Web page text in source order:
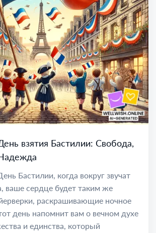
взятия Бастилии: Свобода,
Бастилии, когда вокруг звучат
ваше сердце будет таким же
раскрашивающие ночное
день напомнит вам о вечном духе
и единства, который